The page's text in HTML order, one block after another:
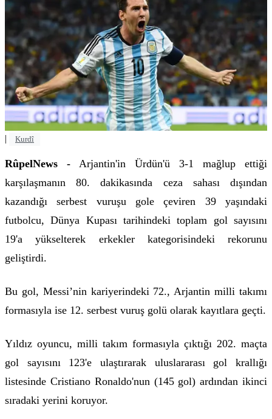
| Kurdî
RûpelNews -
Arjantin'in Ürdün'ü 3-1 mağlup ettiği
karşılaşmanın 80. dakikasında ceza sahası dışından
kazandığı serbest vuruşu gole çeviren 39 yaşındaki
futbolcu, Dünya Kupası tarihindeki toplam gol sayısını
19'a yükselterek erkekler kategorisindeki rekorunu
geliştirdi.
Bu gol, Messi’nin kariyerindeki 72., Arjantin milli takımı
formasıyla ise 12. serbest vuruş golü olarak kayıtlara geçti.
Yıldız oyuncu, milli takım formasıyla çıktığı 202. maçta
gol sayısını 123'e ulaştırarak uluslararası gol krallığı
listesinde Cristiano Ronaldo'nun (145 gol) ardından ikinci
sıradaki yerini koruyor.